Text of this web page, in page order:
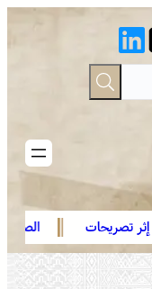
الصحراء المغربية ..
صحرائه